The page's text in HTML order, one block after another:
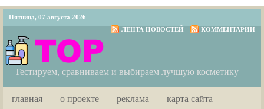
Пятница, 07 августа 2026
ЛЕНТА НОВОСТЕЙ
КОММЕНТАРИИ
Тестируем, сравниваем и выбираем лучшую косметику
главная о проекте реклама
карта сайта